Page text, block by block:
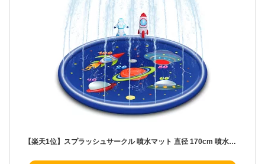
【楽天1位】スプラッシュサークル 噴水マット 直径 170cm 噴水プール 浮き輪 浮き輪マット 子供 プール ビニールプール 水遊び おもちゃ 水しぶきマット プレイマット スプラッシュパッド 噴水 暑さ対策 子供用 犬用 家庭用 庭 芝生遊び 屋外用パッド